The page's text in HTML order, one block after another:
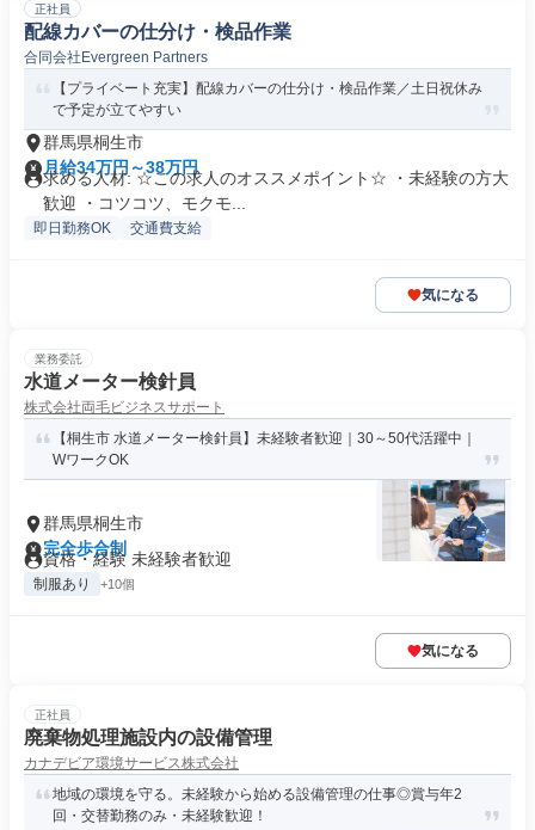
正社員
配線カバーの仕分け・検品作業
合同会社Evergreen Partners
【プライベート充実】配線カバーの仕分け・検品作業／土日祝休み
で予定が立てやすい
群馬県桐生市
月給34万円～38万円
求める人材: ☆この求人のオススメポイント☆ ・未経験の方大
歓迎 ・コツコツ、モクモ...
即日勤務OK 交通費支給
気になる
業務委託
水道メーター検針員
株式会社両毛ビジネスサポート
【桐生市 水道メーター検針員】未経験者歓迎｜30～50代活躍中｜
WワークOK
群馬県桐生市
完全歩合制
資格・経験 未経験者歓迎
制服あり +10個
気になる
正社員
廃棄物処理施設内の設備管理
カナデビア環境サービス株式会社
地域の環境を守る。未経験から始める設備管理の仕事◎賞与年2
回・交替勤務のみ・未経験歓迎！